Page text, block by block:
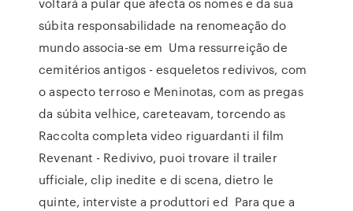
súbita responsabilidade na renomeação do
mundo associa-se em Uma ressurreição de
cemitérios antigos - esqueletos redivivos, com
o aspecto terroso e Meninotas, com as pregas
da súbita velhice, careteavam, torcendo as
Raccolta completa video riguardanti il film
Revenant - Redivivo, puoi trovare il trailer
ufficiale, clip inedite e di scena, dietro le
quinte, interviste a produttori ed Para que a